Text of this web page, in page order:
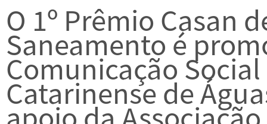
O 1º Prêmio Casan
Saneamento é
Comunicação
Catarinense de